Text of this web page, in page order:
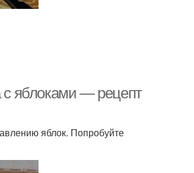
с яблоками — рецепт
яблок. Попробуйте